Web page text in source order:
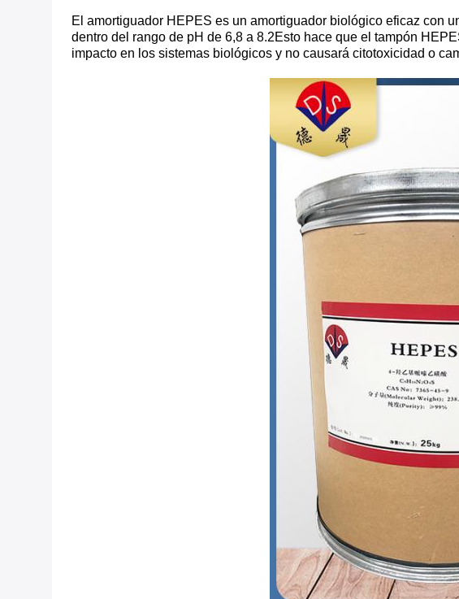
El amortiguador HEPES es un amortiguador biológico eficaz con
dentro del rango de pH de 6,8 a 8.2Esto hace que el tampón
impacto en los sistemas biológicos y no causará citotoxicidad o